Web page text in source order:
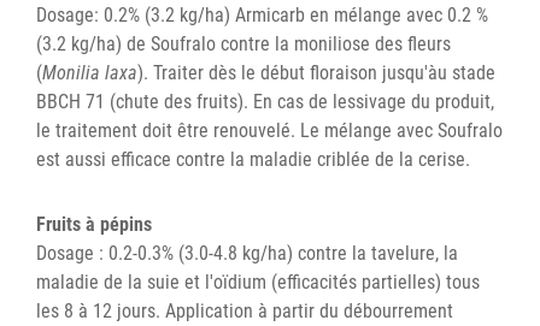
Dosage: 0.2% (3.2 kg/ha) Armicarb en mélange avec 0.2 %
(3.2 kg/ha) de Soufralo contre la moniliose des fleurs
(Monilia laxa). Traiter dès le début floraison jusqu'àu stade
BBCH 71 (chute des fruits). En cas de lessivage du produit,
le traitement doit être renouvelé. Le mélange avec Soufralo
est aussi efficace contre la maladie criblée de la cerise.
Fruits à pépins
Dosage : 0.2-0.3% (3.0-4.8 kg/ha) contre la tavelure, la
maladie de la suie et l'oïdium (efficacités partielles) tous
les 8 à 12 jours. Application à partir du débourrement